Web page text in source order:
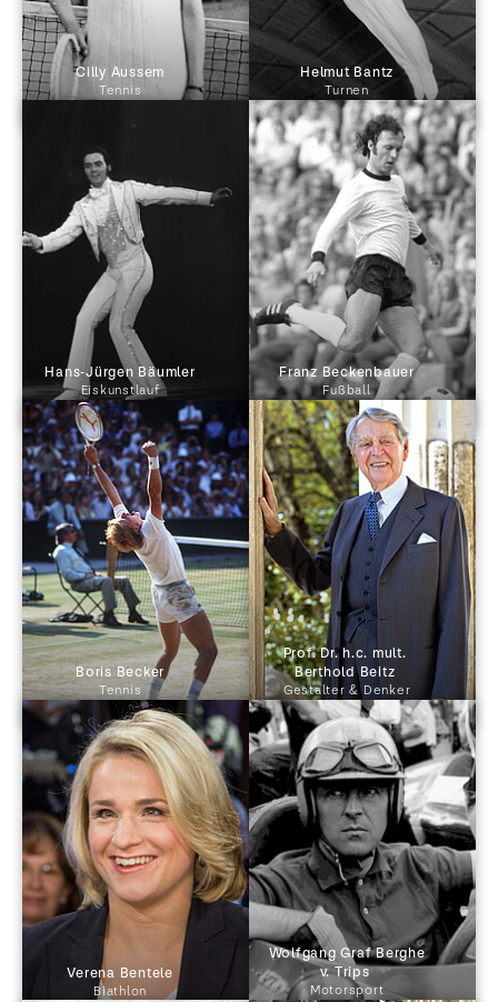
Cilly Aussem
Tennis
Helmut Bantz
Turnen
Hans-Jürgen Bäumler
Eiskunstlauf
Franz Beckenbauer
Fußball
Boris Becker
Tennis
Prof. Dr. h.c. mult.
Berthold Beitz
Gestalter & Denker
Verena Bentele
Biathlon
Wolfgang Graf Berghe
v. Trips
Motorsport